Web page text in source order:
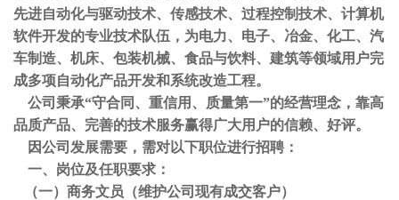
先进自动化与驱动技术、传感技术、过程控制技术、计算机
软件开发的专业技术队伍，为电力、电子、冶金、化工、汽
车制造、机床、包装机械、食品与饮料、建筑等领域用户完
成多项自动化产品开发和系统改造工程。
公司秉承“守合同、重信用、质量第一”的经营理念，靠高
品质产品、完善的技术服务赢得广大用户的信赖、好评。
因公司发展需要，需对以下职位进行招聘：
一、岗位及任职要求：
（一） 商务文员 （维护公司现有成交客户）